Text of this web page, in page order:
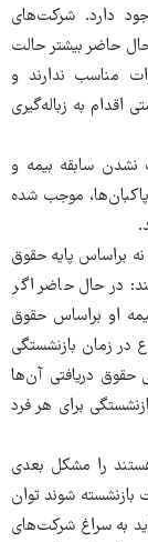
دارد. شرکت‌های
حاضر بیشتر حالت
مناسب ندارند و
اقدام به زباله‌گیری
سابقه بیمه و
موجب شده
براساس پایه حقوق
در حال حاضر اگر
حق بیمه او براساس حقوق
زمان بازنشستگی
دریافتی آن‌ها
برای هر فرد
را مشکل بعدی
بازنشسته شوند توان
به سراغ شرکت‌های